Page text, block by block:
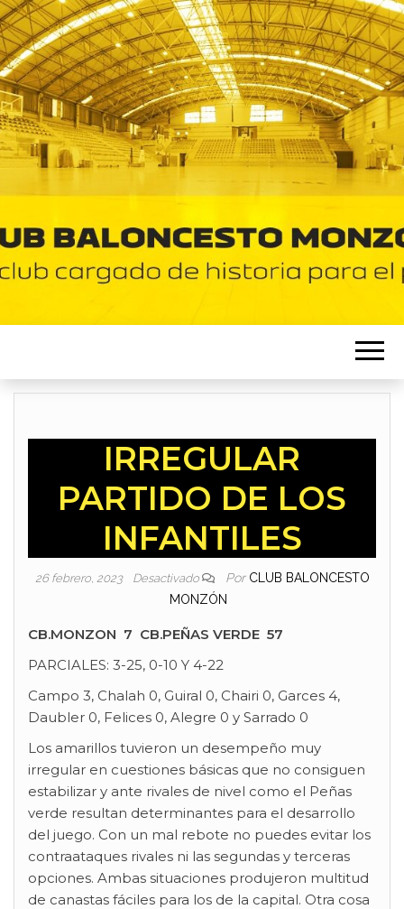
IRREGULAR
PARTIDO DE LOS
INFANTILES
26 febrero, 2023 Desactivado Por CLUB BALONCESTO
MONZÓN
CB.MONZON 7 CB.PEÑAS VERDE 57
PARCIALES: 3-25, 0-10 Y 4-22
Campo 3, Chalah 0, Guiral 0, Chairi 0, Garces 4,
Daubler 0, Felices 0, Alegre 0 y Sarrado 0
Los amarillos tuvieron un desempeño muy
irregular en cuestiones básicas que no consiguen
estabilizar y ante rivales de nivel como el Peñas
verde resultan determinantes para el desarrollo
del juego. Con un mal rebote no puedes evitar los
contraataques rivales ni las segundas y terceras
opciones. Ambas situaciones produjeron multitud
de canastas fáciles para los de la capital. Otra cosa